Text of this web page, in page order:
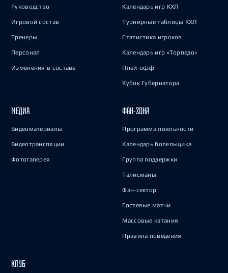
Руководство
Игровой состав
Тренеры
Персонал
Изменения в составе
Календарь игр КХЛ
Турнирные таблицы КХЛ
Статистика игроков
Календарь игр «Торпедо»
Плей-офф
Кубок Губернатора
МЕДИА
Видеоматериалы
Видеотрансляции
Фотогалерея
ФАН-ЗОНА
Программа лояльности
Календарь болельщика
Группа поддержки
Талисманы
Фан-сектор
Гостевые матчи
Массовые катания
Правила поведения
КЛУБ